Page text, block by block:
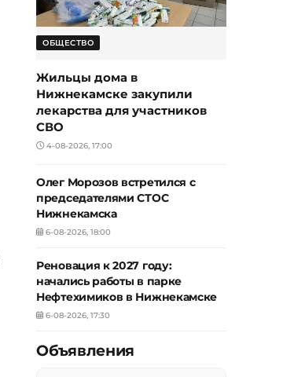
ОБЩЕСТВО
Жильцы дома в
Нижнекамске закупили
лекарства для участников
СВО
4-08-2026, 17:00
Олег Морозов встретился с
председателями СТОС
Нижнекамска
6-08-2026, 18:00
Реновация к 2027 году:
начались работы в парке
Нефтехимиков в Нижнекамске
6-08-2026, 17:30
Объявления